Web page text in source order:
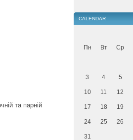
та парній
CALENDAR
Пн Вт Ср
3 4 5
10 11 12
17 18 19
24 25 26
31